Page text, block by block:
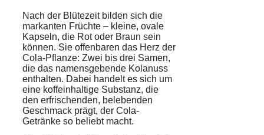
Nach der Blütezeit bilden sich die
markanten Früchte – kleine, ovale
Kapseln, die Rot oder Braun sein
können. Sie offenbaren das Herz der
Cola-Pflanze: Zwei bis drei Samen,
die das namensgebende Kolanuss
enthalten. Dabei handelt es sich um
eine koffeinhaltige Substanz, die
den erfrischenden, belebenden
Geschmack prägt, der Cola-
Getränke so beliebt macht.